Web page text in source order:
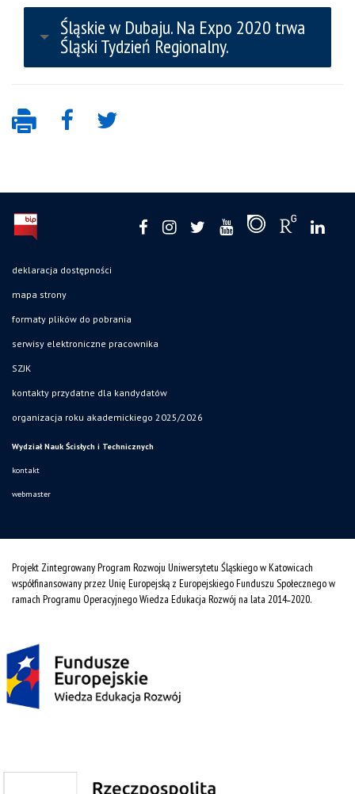
Śląskie w Dubaju. Na Expo 2020 trwa
Śląski Tydzień Regionalny.
deklaracja dostępności
mapa strony
formaty plików do pobrania
serwisy elektroniczne pracownika
SZJK
kontakty przydatne dla kandydatów
organizacja roku akademickiego 2025/2026
Wydział Nauk Ścisłych i Technicznych
kontakt
webmaster
Projekt Zintegrowany Program Rozwoju Uniwersytetu Śląskiego w Katowicach
współfinansowany przez Unię Europejską z Europejskiego Funduszu Społecznego w
ramach Programu Operacyjnego Wiedza Edukacja Rozwój na lata 2014˗2020.